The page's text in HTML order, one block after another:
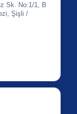
Sk. No:1/1, B
Şişli /